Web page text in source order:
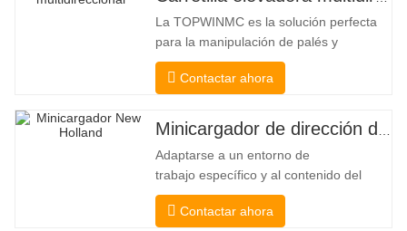
La TOPWINMC es la solución perfecta
para la manipulación de palés y
mercancías largas. Una auténtica
carretilla elevadora dos en uno que
elevadora y una de carga lateral. Su
silencioso y ecológico motor eléctrico y
la innovadora dirección HX de 360°
permiten
Contactar ahora
Adaptarse a un entorno de
trabajo específico y al contenido del
trabajo De esta manera, se puede llevar
a cabo la pala, el apilamiento, la
Contactar ahora